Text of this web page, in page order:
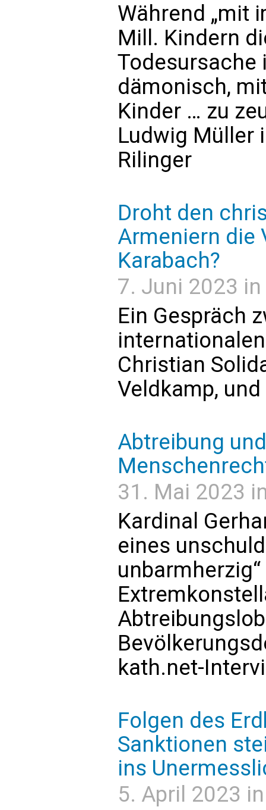
Während „mit
Mill. Kindern
Todesursache
dämonisch,
Kinder … zu
Ludwig Müller
Rilinger
Droht den
Armeniern die
Karabach?
7. Juni 2023
Ein Gespräch
Christian
Veldkamp,
Abtreibung
31. Mai 2023
Kardinal
eines
kath.net-
Folgen des
Sanktionen
ins
5. April 2023